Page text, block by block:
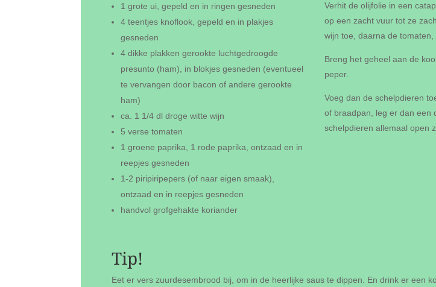
1 grote ui, gepeld en in ringen gesneden
4 teentjes knoflook, gepeld en in plakjes
gesneden
4 dikke plakken gerookte luchtgedroogde
presunto (ham), in blokjes gesneden (eventueel
te vervangen door bacon of andere gerookte
ham)
ca. 1 1/4 dl droge witte wijn
5 verse tomaten
1 groene paprika, 1 rode paprika, ontzaad en in
reepjes gesneden
1-2 piripiripepers (of naar eigen smaak),
ontzaad en in reepjes gesneden
handvol grofgehakte koriander
Verhit de olijfolie in een
op een zacht vuur tot ze
wijn toe, daarna de
Breng het geheel aan de
peper.
Voeg dan de schelpdieren
of braadpan, leg er dan een
schelpdieren allemaal open
Tip!
Eet er vers zuurdesembrood bij, om in de heerlijke saus te dippen. En drink er een